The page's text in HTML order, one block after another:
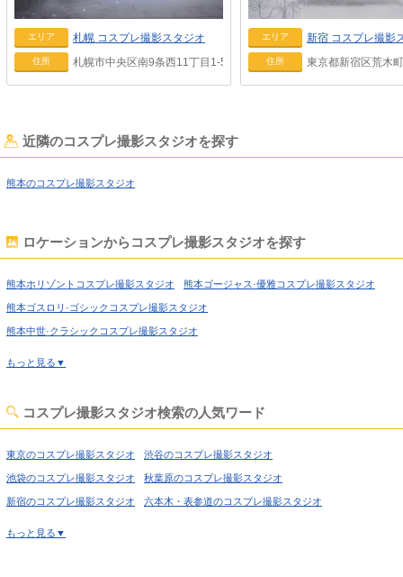
エリア 札幌 コスプレ撮影スタジオ
住所 札幌市中央区南9条西11丁目1-5
エリア 新宿 コスプレ撮影
住所 東京都新宿区荒木
近隣のコスプレ撮影スタジオを探す
熊本のコスプレ撮影スタジオ
ロケーションからコスプレ撮影スタジオを探す
熊本ホリゾントコスプレ撮影スタジオ 熊本ゴージャス·優雅コスプレ撮影スタジオ
熊本ゴスロリ·ゴシックコスプレ撮影スタジオ
熊本中世·クラシックコスプレ撮影スタジオ
熊本猫足·バスタブコスプレ撮影スタジオ
熊本屋上·バルコニーコスプレ撮影スタジオ 熊本廃墟·工場跡コスプレ撮影スタジオ
熊本牢獄·牢屋コスプレ撮影スタジオ
熊本和室·古民家コスプレ撮影スタジオ
もっと見る▼
コスプレ撮影スタジオ検索の人気ワード
東京のコスプレ撮影スタジオ 渋谷のコスプレ撮影スタジオ
池袋のコスプレ撮影スタジオ 秋葉原のコスプレ撮影スタジオ
新宿のコスプレ撮影スタジオ 六本木・表参道のコスプレ撮影スタジオ
もっと見る▼